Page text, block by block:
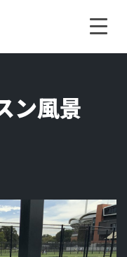
ン風景